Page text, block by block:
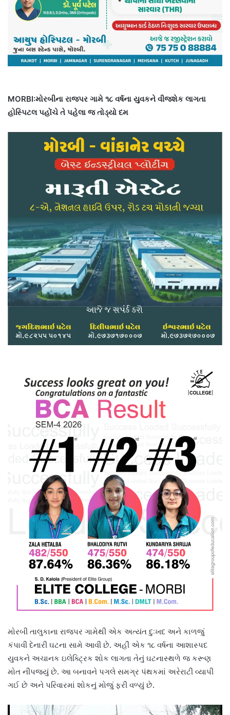
MORBI:મોરબીના રાજપર ગામે ૧૮ વર્ષના યુવકને વીજશેક લાગતા
હોસ્પિટલ પહોંચે તે પહેલા જ તોડ્યો દમ
મોરબી તાલુકાના રાજપર ગામેથી એક અત્યંત દુઃખદ અને કાળજું
કંપાવી દેનારી ઘટના સામે આવી છે. અહીં એક ૧૮ વર્ષના આશાસ્પદ
યુવકને અચાનક ઇલેક્ટ્રિક શોક લાગતા તેનું ઘટનાસ્થળે જ કરૂણ
મોત નીપજ્યું છે. આ બનાવને પગલે સમગ્ર પંથકમાં અરેરાટી વ્યાપી
ગઈ છે અને પરિવારમાં શોકનું મોજું ફરી વળ્યું છે.